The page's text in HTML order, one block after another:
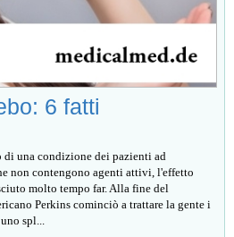
6 fatti
una condizione dei pazienti ad
non contengono agenti attivi, l'effetto
molto tempo far. Alla fine del
Perkins cominciò a trattare la gente i
spl...